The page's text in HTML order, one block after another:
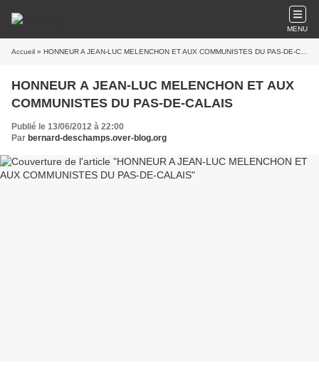
MENU
Accueil » HONNEUR A JEAN-LUC MELENCHON ET AUX COMMUNISTES DU PAS-DE-CALAIS
HONNEUR A JEAN-LUC MELENCHON ET AUX
COMMUNISTES DU PAS-DE-CALAIS
Publié le 13/06/2012 à 22:00
Par bernard-deschamps.over-blog.org